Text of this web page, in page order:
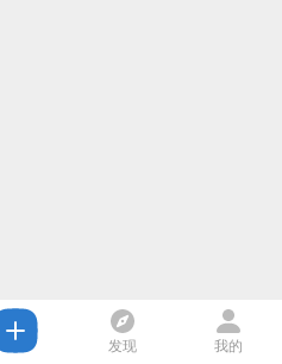
发现 我的